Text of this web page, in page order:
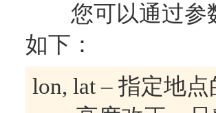
您可以通过参数
如下：
lon, lat – 指定地